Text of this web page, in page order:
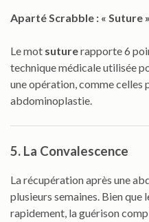
Aparté Scrabble : « Suture »
Le mot suturerapporte 6
technique médicale utilisée
une opération, comme celles
abdominoplastie.
5. La Convalescence
La récupération après une
plusieurs semaines. Bien
rapidement, la guérison